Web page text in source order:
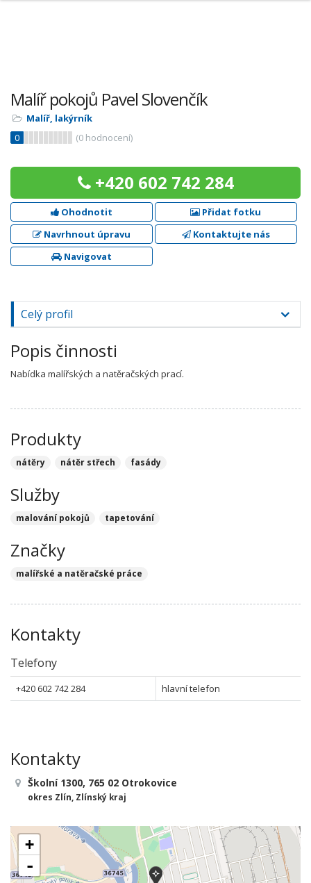
Malíř pokojů Pavel Slovenčík
Malíř, lakýrník
0
(0 hodnocení)
+420 602 742 284
Ohodnotit
Přidat fotku
Navrhnout úpravu
Kontaktujte nás
Navigovat
Celý profil
Popis činnosti
Nabídka malířských a natěračských prací.
Produkty
nátěry nátěr střech fasády
Služby
malování pokojů tapetování
Značky
malířské a natěračské práce
Kontakty
Telefony
+420 602 742 284 hlavní telefon
Kontakty
Školní 1300, 765 02 Otrokovice
okres Zlín, Zlínský kraj
+
-